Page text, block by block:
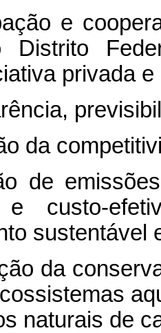
e
Distrito
privada
da
de
custo-
sustentável
da
naturais de